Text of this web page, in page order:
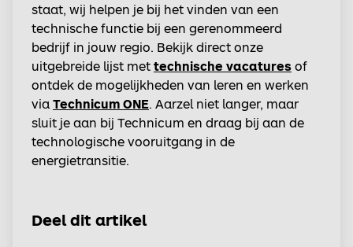
staat, wij helpen je bij het vinden van een
technische functie bij een gerenommeerd
bedrijf in jouw regio. Bekijk direct onze
uitgebreide lijst met technische vacatures of
ontdek de mogelijkheden van leren en werken
via Technicum ONE. Aarzel niet langer, maar
sluit je aan bij Technicum en draag bij aan de
technologische vooruitgang in de
energietransitie.
Deel dit artikel